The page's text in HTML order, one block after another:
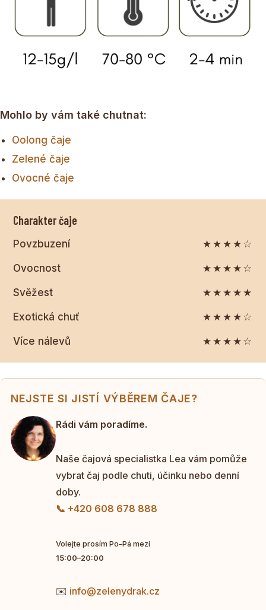
Mohlo by vám také chutnat:
Oolong čaje
Zelené čaje
Ovocné čaje
Charakter čaje
Povzbuzení ★★★★☆
Ovocnost ★★★★☆
Svěžest ★★★★★
Exotická chuť ★★★★☆
Více nálevů ★★★★☆
NEJSTE SI JISTÍ VÝBĚREM ČAJE?
Rádi vám poradíme.
Naše čajová specialistka Lea vám pomůže
vybrat čaj podle chuti, účinku nebo denní
doby.
📞 +420 608 678 888
Volejte prosím Po–Pá mezi
15:00–20:00
✉️ info@zelenydrak.cz